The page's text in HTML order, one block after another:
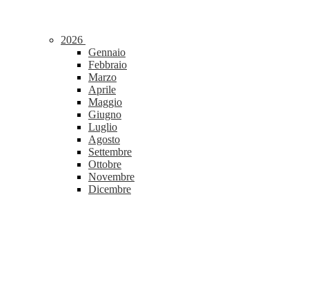
2026
Gennaio
Febbraio
Marzo
Aprile
Maggio
Giugno
Luglio
Agosto
Settembre
Ottobre
Novembre
Dicembre